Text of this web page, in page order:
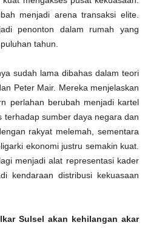
menjadi arena transaksi elite.
penonton dalam rumah yang
tahun.
sudah lama dibahas dalam teori
Peter Mair. Mereka menjelaskan
perlahan berubah menjadi kartel
terhadap sumber daya negara dan
rakyat melemah, sementara
ekonomi justru semakin kuat.
menjadi alat representasi kader
kendaraan distribusi kekuasaan
Sulsel akan kehilangan akar